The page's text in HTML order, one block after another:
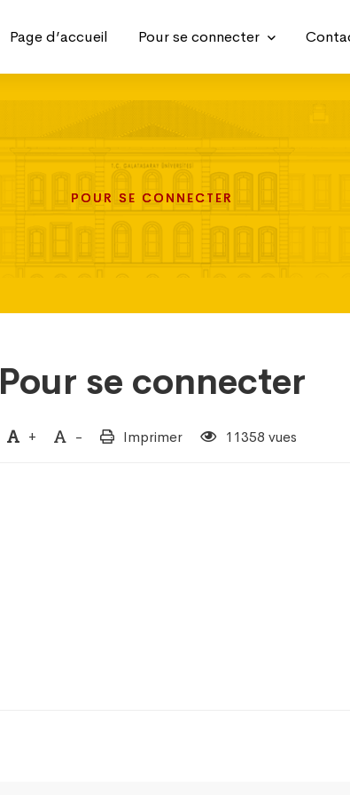
Page d’accueil Pour se connecter
POUR SE CONNECTER
POUR SE CONNECTER
POUR SE CONNECTER
Pour se connecter
+ - Imprimer 11358 vues